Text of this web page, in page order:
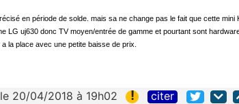
en période de solde. mais sa ne change pas le fait que cette mini
LG uj630 donc TV moyen/entrée de gamme et pourtant sont
la place avec une petite baisse de prix.
20/04/2018 à 19h02 ! citer